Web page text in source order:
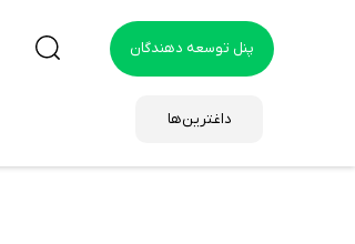
پنل توسعه دهندگان
داغترین‌ها